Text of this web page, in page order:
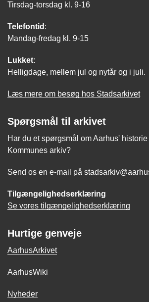
Tirsdag-torsdag kl. 9-16
Telefontid :
Mandag-fredag kl. 9-15
Lukket:
Helligdage, mellem jul og nytår og i juli.
Læs mere om besøg hos Stadsarkivet
Spørgsmål til arkivet
Har du et spørgsmål om Aarhus'
Kommunes arkiv?
Send os en e-mail på
Tilgængelighedserklæring
Se vores tilgængelighedserklæring
Hurtige genveje
AarhusArkivet
AarhusWiki
Nyheder